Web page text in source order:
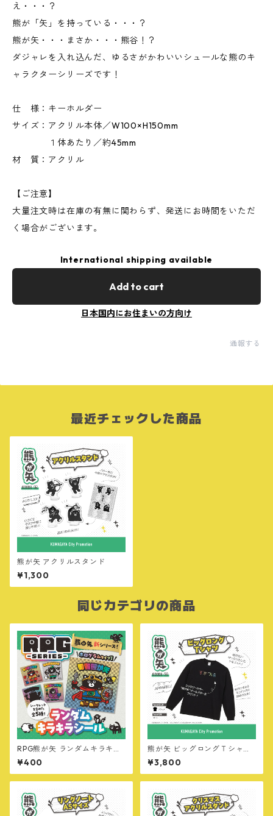
え・・・？
熊が「矢」を持っている・・・？
熊が矢・・・まさか・・・熊谷！？
ダジャレを入れ込んだ、ゆるさがかわいいシュールな熊のキ
ャラクターシリーズです！
仕 様：キーホルダー
サイズ：アクリル本体／W100×H150mm
１体あたり／約45mm
材 質：アクリル
【ご注意】
大量注文時は在庫の有無に関わらず、発送にお時間をいただ
く場合がございます。
International shipping available
Add to cart
日本国内にお住まいの方向け
通報する
最近チェックした商品
熊が矢 アクリルスタンド
¥1,300
同じカテゴリの商品
RPG熊が矢 ランダムキラキラ
シール
¥400
熊が矢 ビッグロングＴシャツ
【オールスター・MILITARY v
er】
¥3,800